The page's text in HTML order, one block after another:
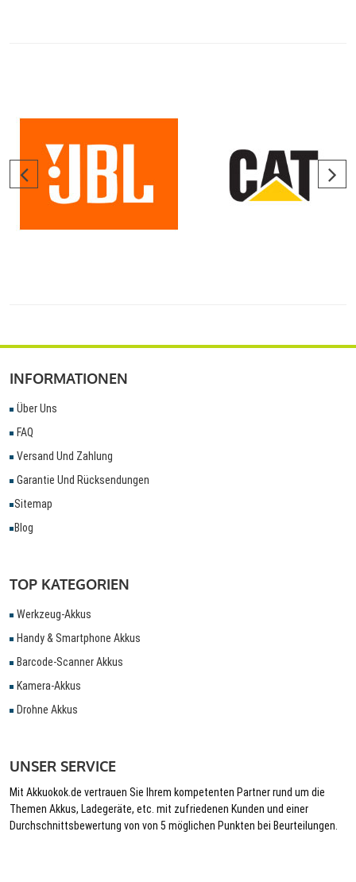
INFORMATIONEN
Über Uns
FAQ
Versand Und Zahlung
Garantie Und Rücksendungen
Sitemap
Blog
TOP KATEGORIEN
Werkzeug-Akkus
Handy & Smartphone Akkus
Barcode-Scanner Akkus
Kamera-Akkus
Drohne Akkus
UNSER SERVICE
Mit Akkuokok.de vertrauen Sie Ihrem kompetenten Partner rund um die
Themen Akkus, Ladegeräte, etc. mit zufriedenen Kunden und einer
Durchschnittsbewertung von von 5 möglichen Punkten bei Beurteilungen.